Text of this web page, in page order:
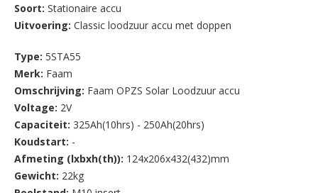
Soort: Stationaire accu
Uitvoering: Classic loodzuur accu met doppen
Type: 5STA55
Merk: Faam
Omschrijving: Faam OPZS Solar Loodzuur accu
Voltage: 2V
Capaciteit: 325Ah(10hrs) - 250Ah(20hrs)
Koudstart: -
Afmeting (lxbxh(th)): 124x206x432(432)mm
Gewicht: 22kg